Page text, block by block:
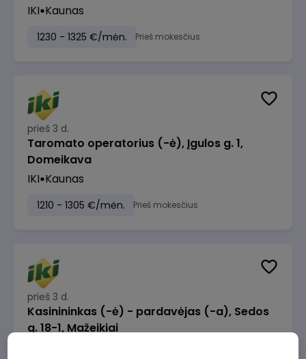
IKI Kaunas
1230 - 1325 €/mėn. Prieš mokesčius
prieš 3 d.
Taromato operatorius (-ė), Įgulos g. 1,
Domeikava
IKI Kaunas
1210 - 1305 €/mėn. Prieš mokesčius
prieš 3 d.
Kasinininkas (-ė) - pardavėjas (-a), Sedos
g. 18-1, Mažeikiai